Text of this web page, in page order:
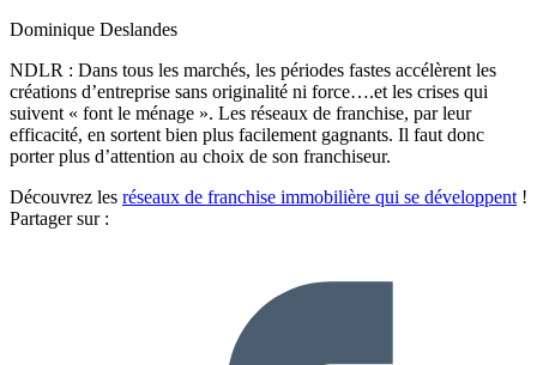
Dominique Deslandes
NDLR : Dans tous les marchés, les périodes fastes accélèrent les
créations d’entreprise sans originalité ni force….et les crises qui
suivent « font le ménage ». Les réseaux de franchise, par leur
efficacité, en sortent bien plus facilement gagnants. Il faut donc
porter plus d’attention au choix de son franchiseur.
Découvrez les réseaux de franchise immobilière qui se développent !
Partager sur :